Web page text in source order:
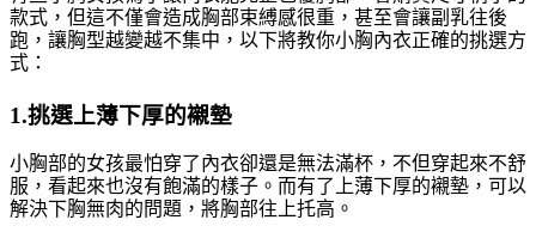
款式，但這不僅會造成胸部束縛感很重，甚至會讓副乳往後
跑，讓胸型越變越不集中，以下將教你小胸內衣正確的挑選方
式：
1.挑選上薄下厚的襯墊
小胸部的女孩最怕穿了內衣卻還是無法滿杯，不但穿起來不舒
服，看起來也沒有飽滿的樣子。而有了上薄下厚的襯墊，可以
解決下胸無肉的問題，將胸部往上托高。